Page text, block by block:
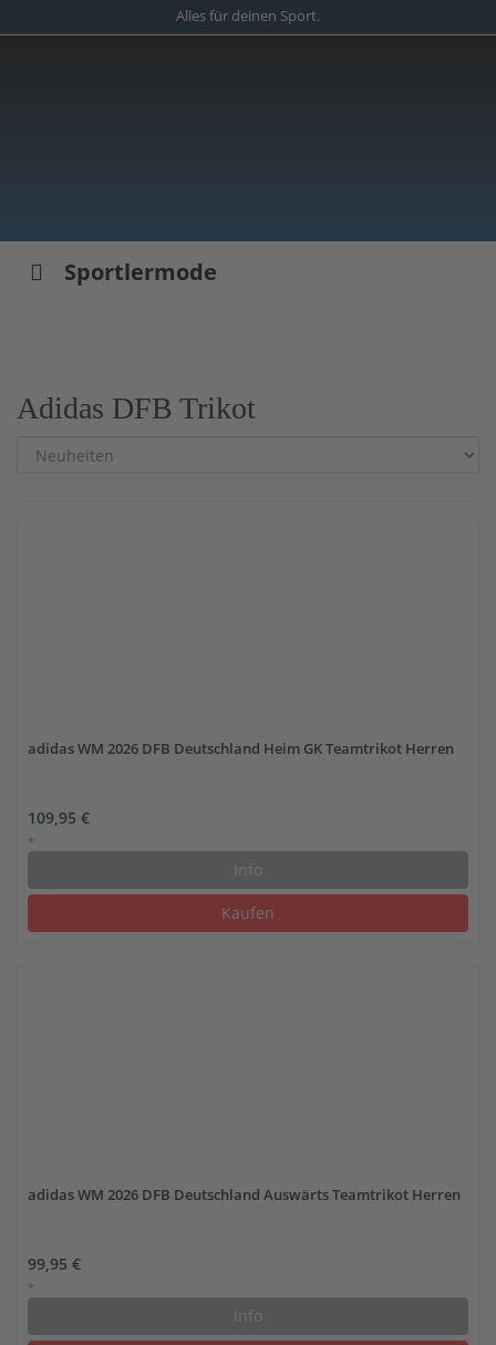
to
Alles für deinen Sport.
Sportlermode
Adidas DFB Trikot
adidas WM 2026 DFB Deutschland Heim GK Teamtrikot Herren
109,95 €
*
Info
Kaufen
adidas WM 2026 DFB Deutschland Auswärts Teamtrikot Herren
99,95 €
*
Info